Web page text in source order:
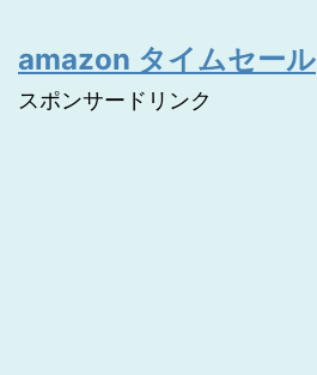
amazon タイムセール
スポンサードリンク